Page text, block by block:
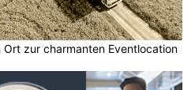
Ort zur charmanten Eventlocation